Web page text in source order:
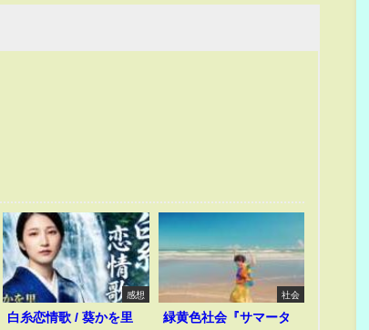
感想
白糸恋情歌 / 葵かを里
社会
緑黄色社会『サマータ